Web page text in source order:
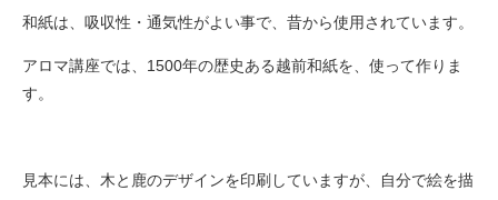
和紙は、吸収性・通気性がよい事で、昔から使用されています。
アロマ講座では、1500年の歴史ある越前和紙を、使って作りま
す。
見本には、木と鹿のデザインを印刷していますが、自分で絵を描